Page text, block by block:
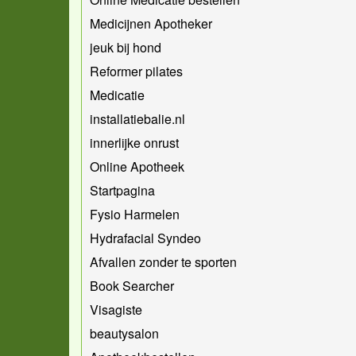
Medicijnen Apotheker
jeuk bij hond
Reformer pilates
Medicatie
installatiebalie.nl
innerlijke onrust
Online Apotheek
Startpagina
Fysio Harmelen
Hydrafacial Syndeo
Afvallen zonder te sporten
Book Searcher
Visagiste
beautysalon